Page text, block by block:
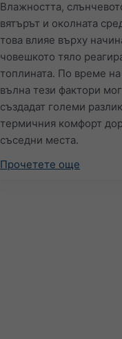
Влажността,
вятърът и околната
това влияе върху
човешкото тяло
топлината. По време
вълна тези фактори
създадат големи
термичния комфорт
съседни места.
Прочетете още